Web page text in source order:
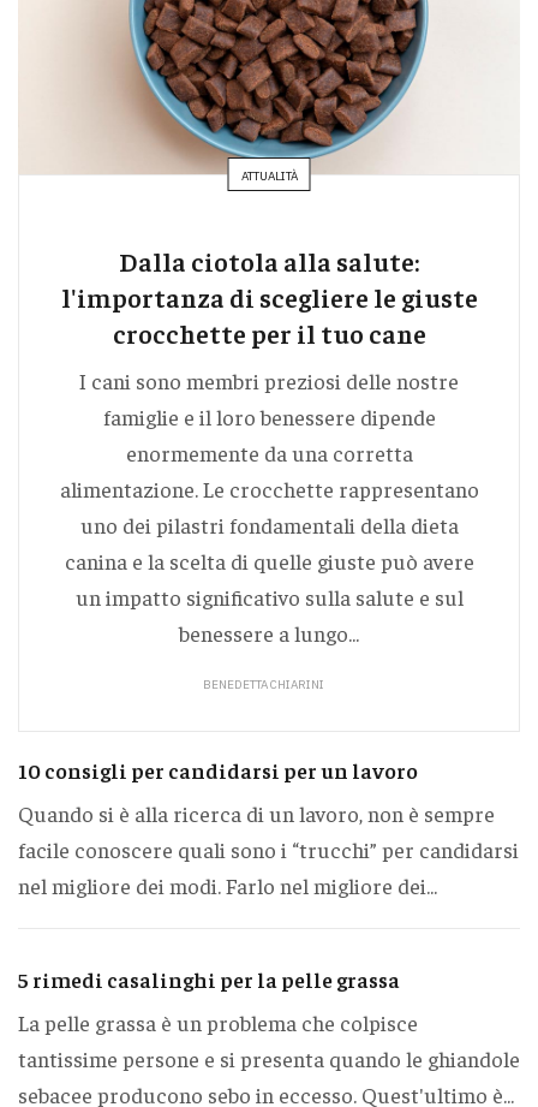
ATTUALITÀ
Dalla ciotola alla salute:
l'importanza di scegliere le giuste
crocchette per il tuo cane
I cani sono membri preziosi delle nostre
famiglie e il loro benessere dipende
enormemente da una corretta
alimentazione. Le crocchette rappresentano
uno dei pilastri fondamentali della dieta
canina e la scelta di quelle giuste può avere
un impatto significativo sulla salute e sul
benessere a lungo...
BENEDETTA CHIARINI
10 consigli per candidarsi per un lavoro
Quando si è alla ricerca di un lavoro, non è sempre
facile conoscere quali sono i “trucchi” per candidarsi
nel migliore dei modi. Farlo nel migliore dei...
5 rimedi casalinghi per la pelle grassa
La pelle grassa è un problema che colpisce
tantissime persone e si presenta quando le ghiandole
sebacee producono sebo in eccesso. Quest'ultimo è...